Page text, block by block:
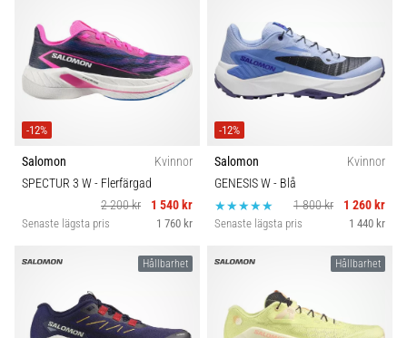
-12%
Salomon
Kvinnor
SPECTUR 3 W- Flerfärgad
2 200 kr
1 540 kr
Senaste lägsta pris 1 760 kr
-12%
Salomon
Kvinnor
GENESIS W- Blå
1 800 kr
1 260 kr
Senaste lägsta pris 1 440 kr
Hållbarhet Hållbarhet